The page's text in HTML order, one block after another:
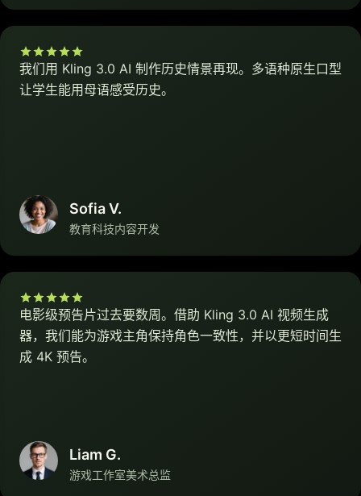
我们用 Kling 3.0 AI 制作历史情景再现。多语种原生口型
让学生能用母语感受历史。
Sofia V.
教育科技内容开发
电影级预告片过去要数周。借助 Kling 3.0 AI 视频生成
器，我们能为游戏主角保持角色一致性，并以更短时间生
成 4K 预告。
Liam G.
游戏工作室美术总监